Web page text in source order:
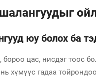
юу болох ба
цас, нисдэг тоос
хүмүүс гадаа